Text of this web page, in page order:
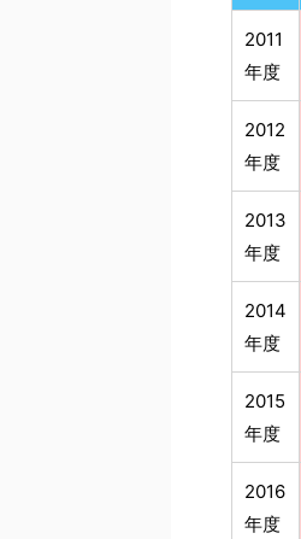
2011
年度
2012
年度
2013
年度
2014
年度
2015
年度
2016
年度